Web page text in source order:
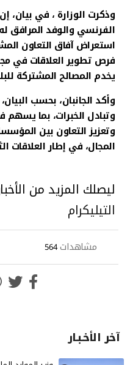
وذكرت الوزارة ، في بيان،
الفرنسي والوفد المرافق
استعراض آفاق التعاون
فرص تطوير العلاقات في
يخدم المصالح المشتركة
وأكد الجانبان، بحسب
وتبادل الخبرات، بما
وتعزيز التعاون بين
المجال، في إطار العلاقات
ليصلك المزيد من
التيليكرام
مشاهدات564
آخر الأخـبـار